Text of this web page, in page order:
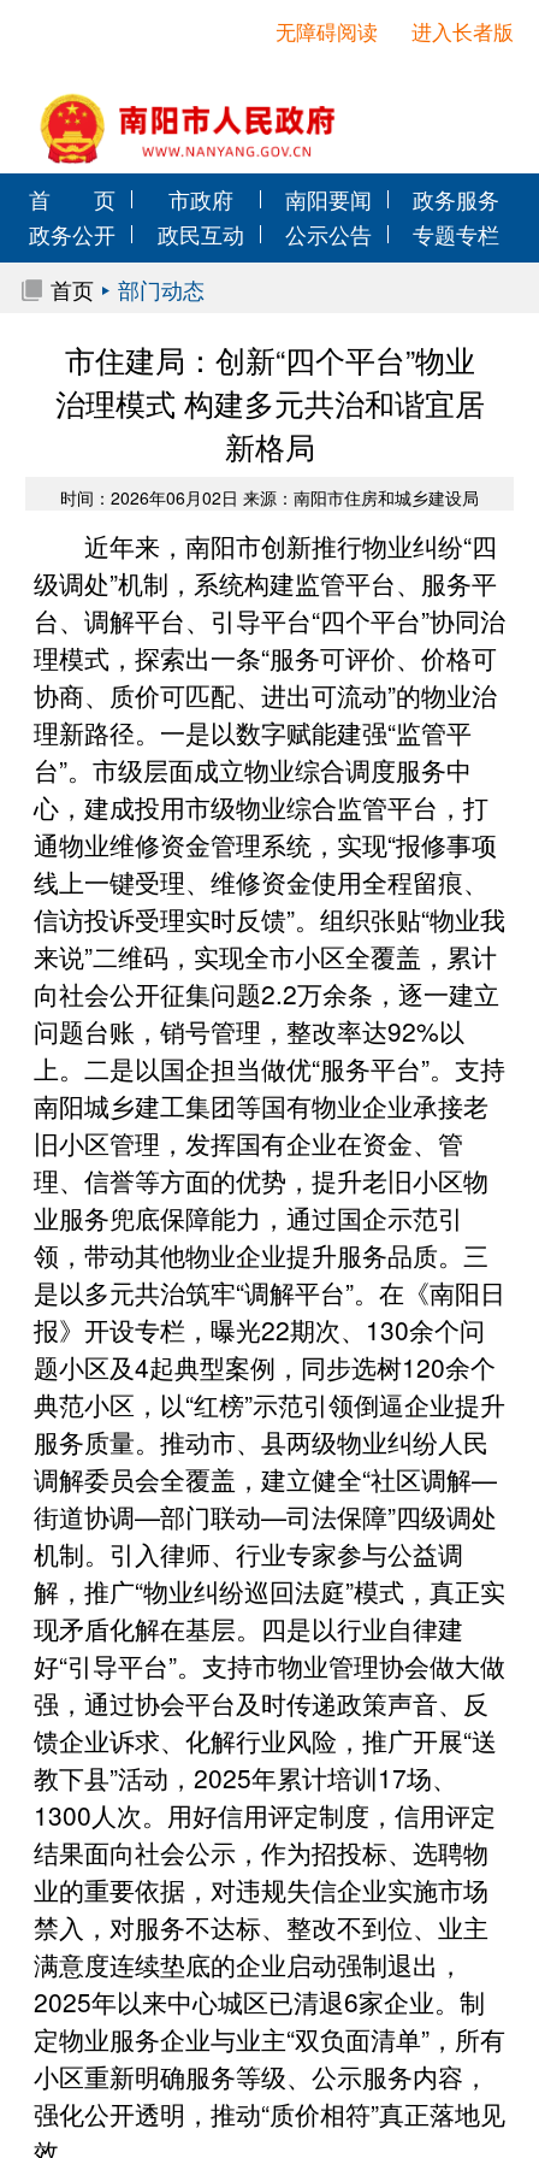
进入长者版
无障碍阅读
首 页 市政府 南阳要闻
政务服务
政务公开
政民互动 公示公告
专题专栏
首页
部门动态
市住建局：创新“四个平台”物业
治理模式 构建多元共治和谐宜居
新格局
时间：2026年06月02日 来源：南阳市住房和城乡建设局
近年来，南阳市创新推行物业纠纷“四
级调处”机制，系统构建监管平台、服务平
台、调解平台、引导平台“四个平台”协同治
理模式，探索出一条“服务可评价、价格可
协商、质价可匹配、进出可流动”的物业治
理新路径。一是以数字赋能建强“监管平
台”。市级层面成立物业综合调度服务中
心，建成投用市级物业综合监管平台，打
通物业维修资金管理系统，实现“报修事项
线上一键受理、维修资金使用全程留痕、
信访投诉受理实时反馈”。组织张贴“物业我
来说”二维码，实现全市小区全覆盖，累计
向社会公开征集问题2.2万余条，逐一建立
问题台账，销号管理，整改率达92%以
上。二是以国企担当做优“服务平台”。支持
南阳城乡建工集团等国有物业企业承接老
旧小区管理，发挥国有企业在资金、管
理、信誉等方面的优势，提升老旧小区物
业服务兜底保障能力，通过国企示范引
领，带动其他物业企业提升服务品质。三
是以多元共治筑牢“调解平台”。在《南阳日
报》开设专栏，曝光22期次、130余个问
题小区及4起典型案例，同步选树120余个
典范小区，以“红榜”示范引领倒逼企业提升
服务质量。推动市、县两级物业纠纷人民
调解委员会全覆盖，建立健全“社区调解—
街道协调—部门联动—司法保障”四级调处
机制。引入律师、行业专家参与公益调
解，推广“物业纠纷巡回法庭”模式，真正实
现矛盾化解在基层。四是以行业自律建
好“引导平台”。支持市物业管理协会做大做
强，通过协会平台及时传递政策声音、反
馈企业诉求、化解行业风险，推广开展“送
教下县”活动，2025年累计培训17场、
1300人次。用好信用评定制度，信用评定
结果面向社会公示，作为招投标、选聘物
业的重要依据，对违规失信企业实施市场
禁入，对服务不达标、整改不到位、业主
满意度连续垫底的企业启动强制退出，
2025年以来中心城区已清退6家企业。制
定物业服务企业与业主“双负面清单”，所有
小区重新明确服务等级、公示服务内容，
强化公开透明，推动“质价相符”真正落地见
效。